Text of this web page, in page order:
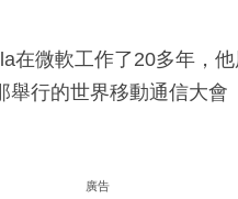
在微軟工作了20多年，
行的世界移動通信大
廣告